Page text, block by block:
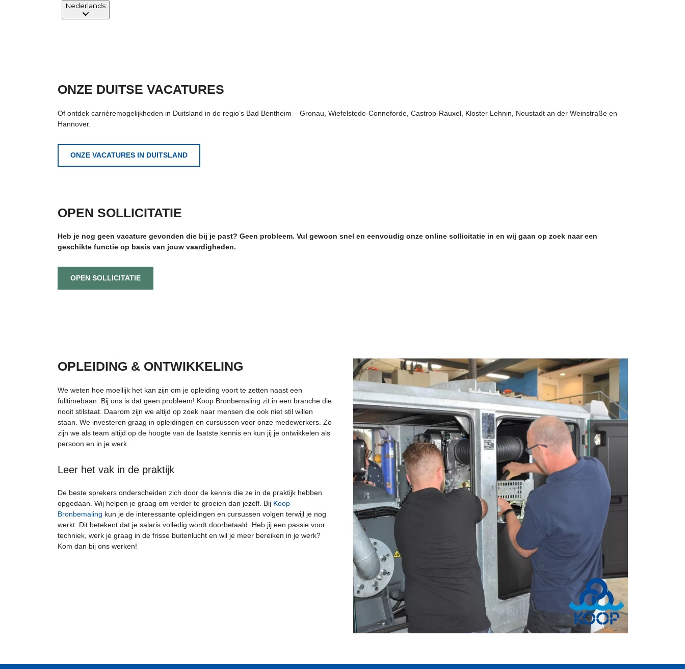
ONZE DUITSE VACATURES
Of ontdek carrièremogelijkheden in Duitsland in de regio’s Bad Bentheim – Gronau, Wiefelstede-Conneforde, Castrop-Rauxel, Kloster Lehnin, Neustadt an der Weinstraße en
Hannover.
ONZE VACATURES IN DUITSLAND
OPEN SOLLICITATIE
Heb je nog geen vacature gevonden die bij je past? Geen probleem. Vul gewoon snel en eenvoudig onze online sollicitatie in en wij gaan op zoek naar een
geschikte functie op basis van jouw vaardigheden.
OPEN SOLLICITATIE
OPLEIDING & ONTWIKKELING
We weten hoe moeilijk het kan zijn om je opleiding voort te zetten naast een
fulltimebaan. Bij ons is dat geen probleem! Koop Bronbemaling zit in een branche die
nooit stilstaat. Daarom zijn we altijd op zoek naar mensen die ook niet stil willen
staan. We investeren graag in opleidingen en cursussen voor onze medewerkers. Zo
zijn we als team altijd op de hoogte van de laatste kennis en kun jij je ontwikkelen als
persoon en in je werk.
Leer het vak in de praktijk
De beste sprekers onderscheiden zich door de kennis die ze in de praktijk hebben
opgedaan. Wij helpen je graag om verder te groeien dan jezelf. Bij Koop
Bronbemaling kun je de interessante opleidingen en cursussen volgen terwijl je nog
werkt. Dit betekent dat je salaris volledig wordt doorbetaald. Heb jij een passie voor
techniek, werk je graag in de frisse buitenlucht en wil je meer bereiken in je werk?
Kom dan bij ons werken!